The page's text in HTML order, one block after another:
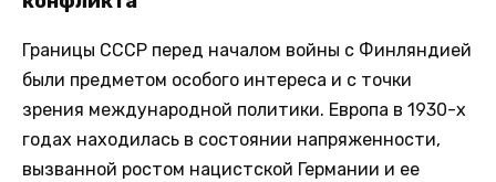
Границы СССР перед началом войны с Финляндией
были предметом особого интереса и с точки
зрения международной политики. Европа в 1930-х
годах находилась в состоянии напряженности,
вызванной ростом нацистской Германии и ее